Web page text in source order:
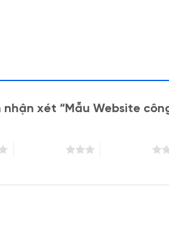
xét “Mẫu Website